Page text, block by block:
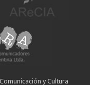
y Cultura